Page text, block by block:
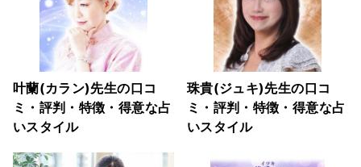
叶蘭(カラン)先生の口コ
ミ・評判・特徴・得意な占
いスタイル
珠貴(ジュキ)先生の口コ
ミ・評判・特徴・得意な占
いスタイル